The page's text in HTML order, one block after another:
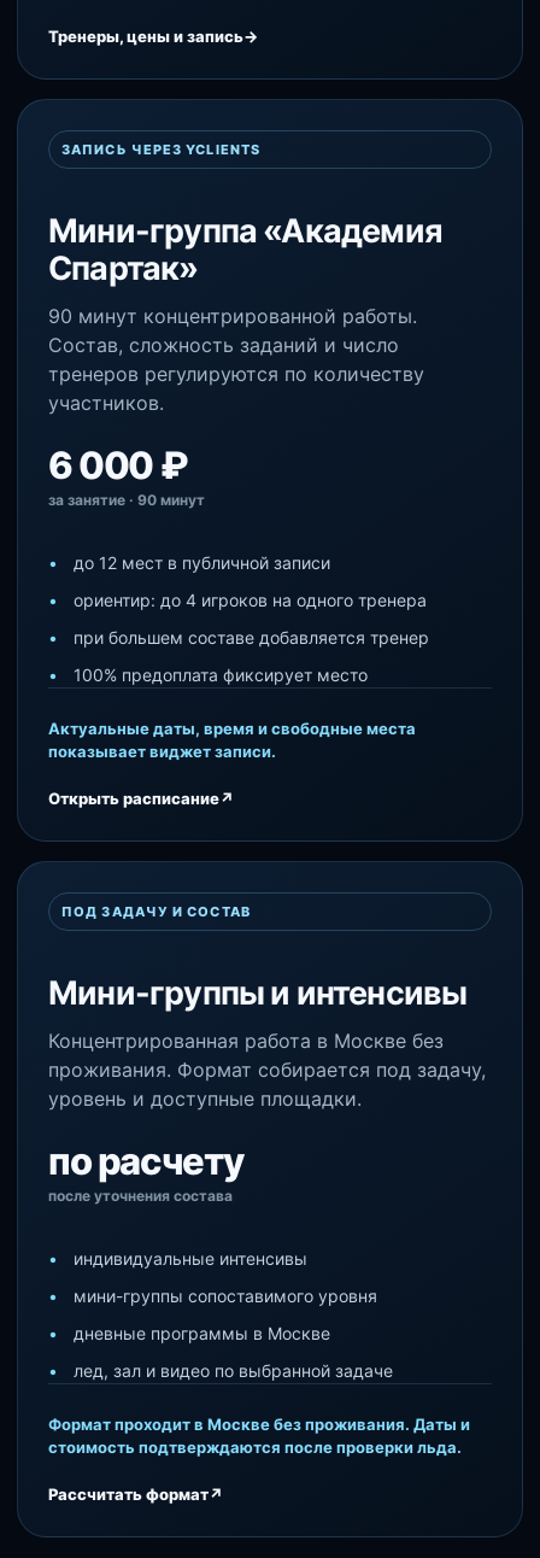
Тренеры, цены и запись→
ЗАПИСЬ ЧЕРЕЗ YCLIENTS
Мини-группа «Академия
Спартак»
90 минут концентрированной работы.
Состав, сложность заданий и число
тренеров регулируются по количеству
участников.
6 000 ₽
за занятие · 90 минут
до 12 мест в публичной записи
ориентир: до 4 игроков на одного тренера
при большем составе добавляется тренер
100% предоплата фиксирует место
Актуальные даты, время и свободные места
показывает виджет записи.
Открыть расписание↗
ПОД ЗАДАЧУ И СОСТАВ
Мини-группы и интенсивы
Концентрированная работа в Москве без
проживания. Формат собирается под задачу,
уровень и доступные площадки.
по расчету
после уточнения состава
индивидуальные интенсивы
мини-группы сопоставимого уровня
дневные программы в Москве
лед, зал и видео по выбранной задаче
Формат проходит в Москве без проживания. Даты и
стоимость подтверждаются после проверки льда.
Рассчитать формат↗